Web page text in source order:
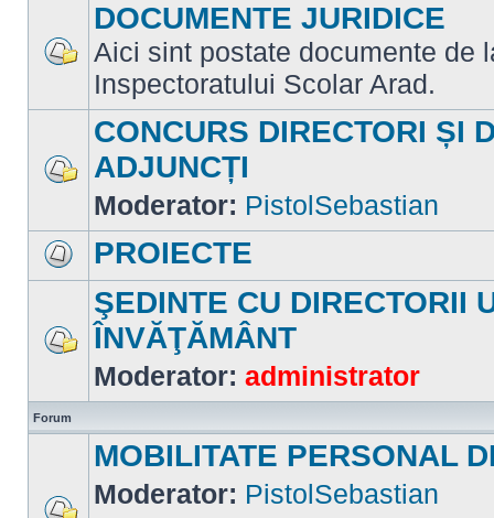
mesaje
necitite
sunt
mesaje
necitite
DOCUMENTE JURIDICE
Aici sint postate documente de
Inspectoratului Scolar Arad.
sunt
mesaje
CONCURS DIRECTORI ȘI
ADJUNCȚI
Moderator: PistolSebastian
mesaje
necitite
PROIECTE
sunt
mesaje
ŞEDINTE CU DIRECTORII
ÎNVĂŢĂMÂNT
Moderator: administrator
Forum
MOBILITATE PERSONAL
Moderator: PistolSebastian